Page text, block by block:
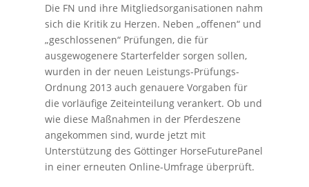
Die FN und ihre Mitgliedsorganisatio­nen nahm
sich die Kritik zu Herzen. Neben „offenen“ und
„geschlossenen“ Prüfungen, die für
ausgewoge­nere Starterfelder sorgen sollen,
wurden in der neuen Leistungs-Prüfungs-
Ordnung 2013 auch genauere Vorgaben für
die vorläufige Zeiteinteilung verankert. Ob und
wie diese Maßnahmen in der Pferdeszene
angekommen sind, wurde jetzt mit
Unterstützung des Göttinger HorseFuturePanel
in einer erneuten Online-Umfrage überprüft.